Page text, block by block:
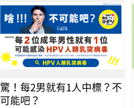
驚！每2男就有1人中標？不
可能吧？